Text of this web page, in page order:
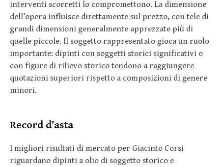
interventi scorretti lo compromettono. La dimensione
dell’opera influisce direttamente sul prezzo, con tele di
grandi dimensioni generalmente apprezzate più di
quelle piccole. Il soggetto rappresentato gioca un ruolo
importante: dipinti con soggetti storici significativi o
con figure di rilievo storico tendono a raggiungere
quotazioni superiori rispetto a composizioni di genere
minori.
Record d’asta
I migliori risultati di mercato per Giacinto Corsi
riguardano dipinti a olio di soggetto storico e